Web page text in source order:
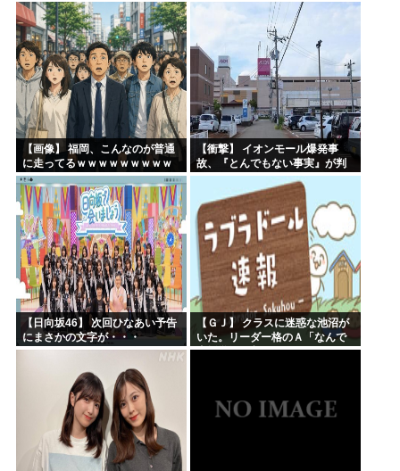
「WASURENA」に加入発表！
現在のグループと兼任へ【元
AKB48ゆかるん・まりやぎ】
【画像】 福岡、こんなのが普通
に走ってるｗｗｗｗｗｗｗｗｗ
ｗｗｗｗｗｗｗ
【衝撃】 イオンモール爆発事
故、『とんでもない事実』が判
明してしまう・・・・・・
【日向坂46】 次回ひなあい予告
にまさかの文字が・・・
【ＧＪ】 クラスに迷惑な池沼が
いた。リーダー格のＡ「なんで
支援学級に入れないんです